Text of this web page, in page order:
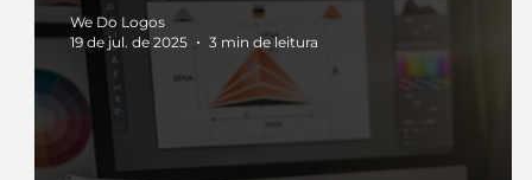
We Do Logos
19 de jul. de 2025
3 min de leitura